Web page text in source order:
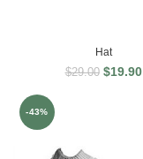
Hat
$29.00 $19.90
-43%